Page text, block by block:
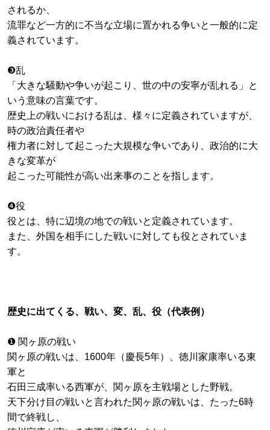
されるか、
流罪など一方的に不当な立場に置かれる争いと一般的に定
義されています。
❸乱
「大きな騒動や争いが起こり、世の中の安寧が乱れる」と
いう意味の言葉です。
歴史上の戦いにおける乱は、様々に定義されていますが、
時の政治責任者や
権力者に対して起こった大規模な争いであり、政治的に大
きな変革が
起こった可能性が高い出来事のことを指します。
❹役
役とは、特に辺境の地での戦いと定義されています。
また、外国を相手にした戦いに対しても役とされていま
す。
歴史に出てくる、戦い、変、乱、役（代表例）
❶ 関ヶ原の戦い
関ヶ原の戦いは、1600年（慶長5年）、徳川家康率いる東
軍と
石田三成率いる西軍が、関ヶ原を主戦場とした野戦。
天下分け目の戦いと言われた関ヶ原の戦いは、たった6時
間で終戦し、